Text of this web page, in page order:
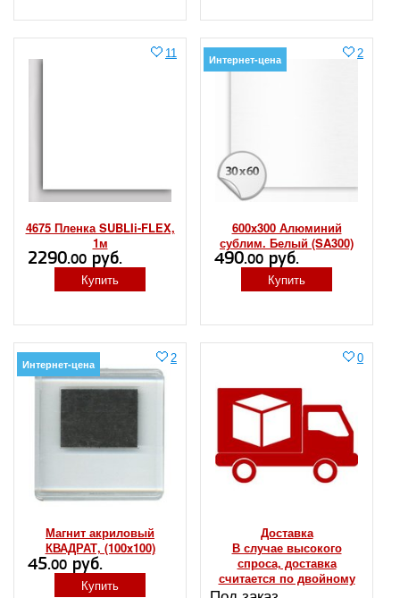
4675 Пленка SUBLIi-FLEX,
1м
11
2290.00 руб.
Купить
600x300 Алюминий
сублим. Белый (SA300)
2
Интернет-цена
490.00 руб.
Купить
Магнит акриловый
КВАДРАТ, (100x100)
2
Интернет-цена
45.00 руб.
Купить
Доставка
В случае высокого
спроса, доставка
считается по двойному
тарифу, либо
0